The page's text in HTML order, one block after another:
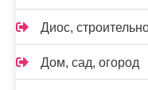
Диос,
Дом, сад, огород